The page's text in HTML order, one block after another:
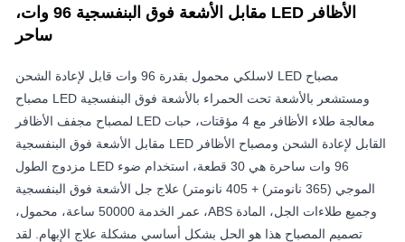
الأظافر LED مقابل الأشعة فوق البنفسجية 96 وات،
ساحر
مصباح LED لاسلكي محمول بقدرة 96 وات قابل لإعادة الشحن
ومستشعر بالأشعة تحت الحمراء بالأشعة فوق البنفسجية LED مصباح
معالجة طلاء الأظافر مع 4 مؤقتات، حبات LED لمصباح مجفف الأظافر
القابل لإعادة الشحن ومصباح الأظافر LED مقابل الأشعة فوق البنفسجية
96 وات ساحرة هي 30 قطعة، استخدام ضوء LED مزدوج الطول
الموجي (365 نانومتر) + 405 نانومتر) علاج جل الأشعة فوق البنفسجية
وجميع طلاءات الجل، المادة ABS، عمر الخدمة 50000 ساعة، محمول،
تصميم المصباح هذا هو الحل بشكل أساسي مشكلة علاج الإبهام. لقد